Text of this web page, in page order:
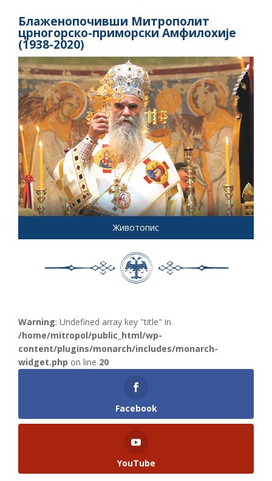
Блаженопочивши Митрополит
црногорско-приморски Амфилохије
(1938-2020)
Животопис
Warning: Undefined array key "title" in
/home/mitropol/public_html/wp-
content/plugins/monarch/includes/monarch-
widget.php on line 20
Facebook
YouTube